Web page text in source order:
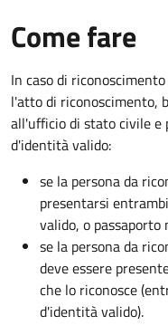
Come fare
In caso di
l'atto di riconoscimento,
all'ufficio di stato civile e
d'identità valido:
se la persona da
presentarsi
valido, o
se la persona da
deve essere
che lo riconosce
d'identità valido).